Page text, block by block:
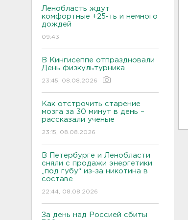
Ленобласть ждут
комфортные +25-ть и немного
дождей
09:43
В Кингисеппе отпраздновали
День физкультурника
23:45, 08.08.2026
Как отстрочить старение
мозга за 30 минут в день –
рассказали ученые
23:15, 08.08.2026
В Петербурге и Ленобласти
сняли с продажи энергетики
„под губу“ из-за никотина в
составе
22:44, 08.08.2026
За день над Россией сбиты